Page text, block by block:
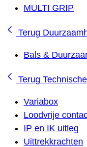
MULTI GRIP
Terug
Bals &
Terug
Variabox
Loodvrije
IP en IK uitleg
Uittrekkrachten